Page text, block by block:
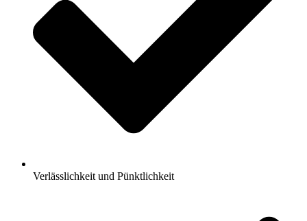
Verlässlichkeit und Pünktlichkeit